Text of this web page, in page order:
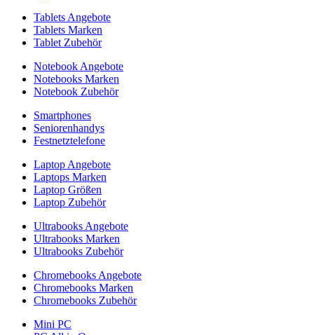
Tablets Angebote
Tablets Marken
Tablet Zubehör
Notebook Angebote
Notebooks Marken
Notebook Zubehör
Smartphones
Seniorenhandys
Festnetztelefone
Laptop Angebote
Laptops Marken
Laptop Größen
Laptop Zubehör
Ultrabooks Angebote
Ultrabooks Marken
Ultrabooks Zubehör
Chromebooks Angebote
Chromebooks Marken
Chromebooks Zubehör
Mini PC